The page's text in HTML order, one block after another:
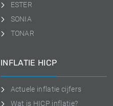
ESTER
SONIA
TONAR
INFLATIE HICP
Actuele inflatie cijfers
Wat is HICP inflatie?